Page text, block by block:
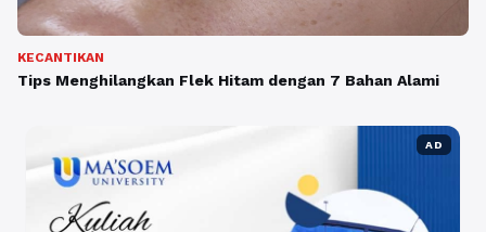
KECANTIKAN
Tips Menghilangkan Flek Hitam dengan 7 Bahan Alami
AD